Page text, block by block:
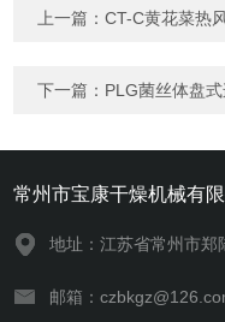
上一篇：CT-C黄花菜热
下一篇： PLG菌丝体盘
常州市宝康干燥机械有限
地址：江苏省常州市郑
邮箱：